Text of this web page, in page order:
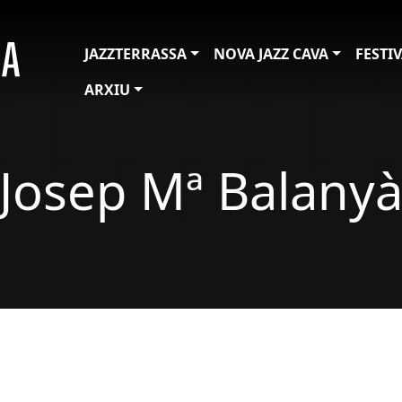
JAZZTERRASSA NOVA JAZZ CAVA
ARXIU
Josep Mª Balanyà